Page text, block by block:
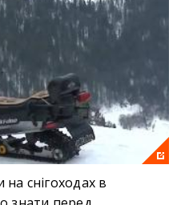
снігоходах в